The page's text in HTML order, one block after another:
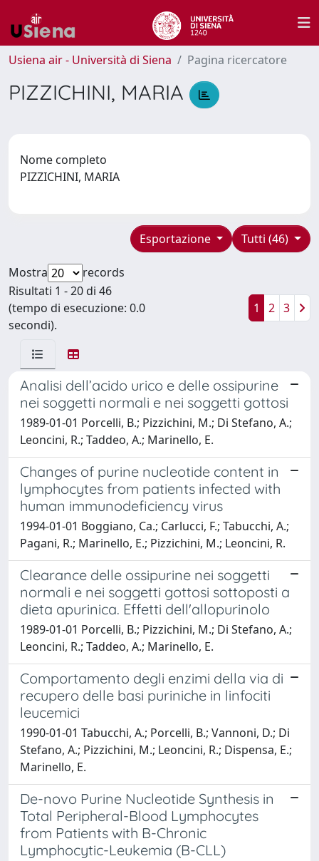
Usiena air - Università di Siena Pagina ricercatore
PIZZICHINI, MARIA
Nome completo
PIZZICHINI, MARIA
Tutti (46)
Esportazione
Mostra
records
Risultati 1 - 20 di 46
(tempo di esecuzione: 0.0
secondi).
1 2 3
Analisi dell’acido urico e delle ossipurine
nei soggetti normali e nei soggetti gottosi
1989-01-01 Porcelli, B.; Pizzichini, M.; Di Stefano, A.;
Leoncini, R.; Taddeo, A.; Marinello, E.
Changes of purine nucleotide content in
lymphocytes from patients infected with
human immunodeficiency virus
1994-01-01 Boggiano, Ca.; Carlucci, F.; Tabucchi, A.;
Pagani, R.; Marinello, E.; Pizzichini, M.; Leoncini, R.
Clearance delle ossipurine nei soggetti
normali e nei soggetti gottosi sottoposti a
dieta apurinica. Effetti dell'allopurinolo
1989-01-01 Porcelli, B.; Pizzichini, M.; Di Stefano, A.;
Leoncini, R.; Taddeo, A.; Marinello, E.
Comportamento degli enzimi della via di
recupero delle basi puriniche in linfociti
leucemici
1990-01-01 Tabucchi, A.; Porcelli, B.; Vannoni, D.; Di
Stefano, A.; Pizzichini, M.; Leoncini, R.; Dispensa, E.;
Marinello, E.
De-novo Purine Nucleotide Synthesis in
Total Peripheral-Blood Lymphocytes
from Patients with B-Chronic
Lymphocytic-Leukemia (B-CLL)